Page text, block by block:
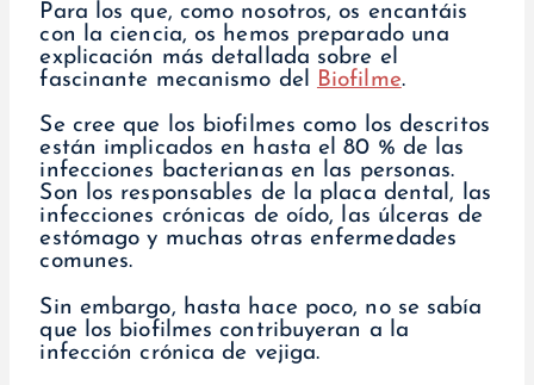
Para los que, como nosotros, os encantáis
con la ciencia, os hemos preparado una
explicación más detallada sobre el
fascinante mecanismo del Biofilme.
Se cree que los biofilmes como los descritos
están implicados en hasta el 80 % de las
infecciones bacterianas en las personas.
Son los responsables de la placa dental, las
infecciones crónicas de oído, las úlceras de
estómago y muchas otras enfermedades
comunes.
Sin embargo, hasta hace poco, no se sabía
que los biofilmes contribuyeran a la
infección crónica de vejiga.